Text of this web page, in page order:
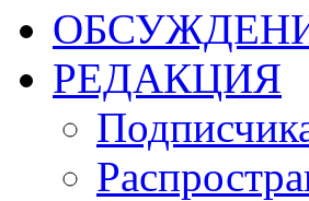
РЕДАКЦИЯ